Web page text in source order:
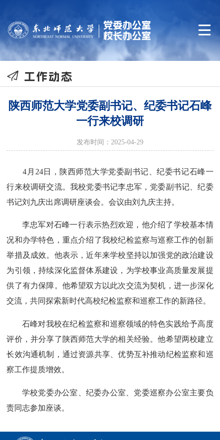

 工作动态
陕西师范大学党委副书记、纪委书记石峰
一行来校调研
发布时间：2025-04-29
4月24日，陕西师范大学党委副书记、纪委书记石峰一
行来校调研交流。我校党委书记李忠军，党委副书记、纪委
书记刘九庆出席调研座谈会。会议由刘九庆主持。
李忠军对石峰一行表示热烈欢迎，他介绍了学校基本情
况和办学特色，重点介绍了我校纪检监察与巡察工作的创新
举措及成效。他表示，近年来学校坚持以加强党的政治建设
为引领，持续深化监督体系建设，为学校事业高质量发展提
供了有力保障。他希望双方以此次交流为契机，进一步深化
交流，共同探索新时代高校纪检监察和巡察工作的新路径。
石峰对我校在纪检监察和巡察领域的特色实践给予高度
评价，并分享了陕西师范大学的相关经验。他希望两校建立
长效沟通机制，通过资源共享、优势互补推动纪检监察和巡
察工作提质增效。
学校党委办公室、纪委办公室、党委巡察办公室主要负
责同志参加座谈。